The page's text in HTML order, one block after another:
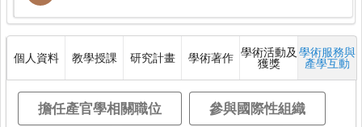
個人資料 教學授課 研究計畫 學術著作 學術活動及
獲獎
學術服務與
產學互動
擔任產官學相關職位 參與國際性組織